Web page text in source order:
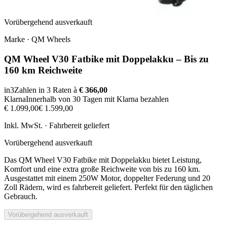
Vorübergehend ausverkauft
Marke · QM Wheels
QM Wheel V30 Fatbike mit Doppelakku – Bis zu
160 km Reichweite
in3Zahlen in 3 Raten à € 366,00
KlarnaInnerhalb von 30 Tagen mit Klarna bezahlen
€ 1.099,00€ 1.599,00
Inkl. MwSt. · Fahrbereit geliefert
Vorübergehend ausverkauft
Das QM Wheel V30 Fatbike mit Doppelakku bietet Leistung,
Komfort und eine extra große Reichweite von bis zu 160 km.
Ausgestattet mit einem 250W Motor, doppelter Federung und 20
Zoll Rädern, wird es fahrbereit geliefert. Perfekt für den täglichen
Gebrauch.
Vorübergehend ausverkauft